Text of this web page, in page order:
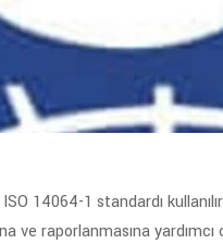
14064-1 standardı
ve raporlanmasına